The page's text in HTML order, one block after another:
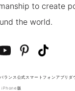
to create
the world.
ランス公式スマートフォンアプリ ダ
iPhone版